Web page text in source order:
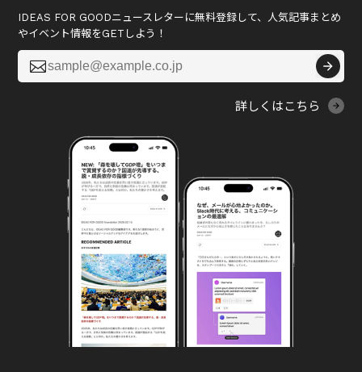
IDEAS FOR GOODニュースレターに無料登録して、人気記事まとめ
やイベント情報をGETしよう！

詳しくはこちら